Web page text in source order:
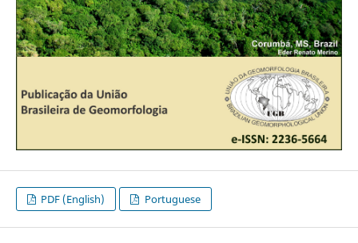
PDF (English) Portuguese